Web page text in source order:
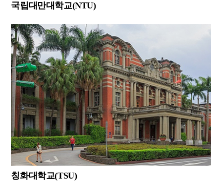
국립대만대학교(NTU)
칭화대학교(TSU)